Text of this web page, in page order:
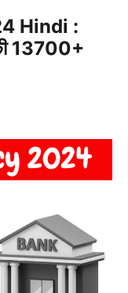
Hindi :
13700+